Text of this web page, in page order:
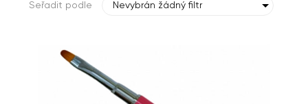
Seřadit podle Nevybrán žádný filtr